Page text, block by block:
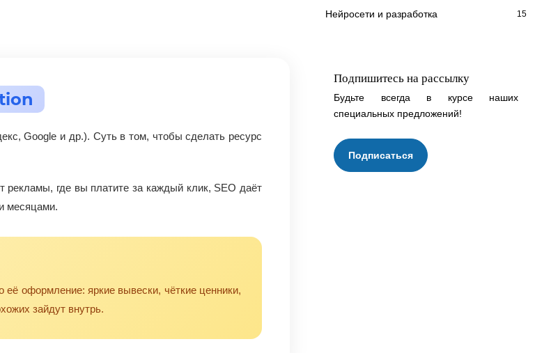
Google и др.). Суть в том, чтобы сделать ресурс
рекламы, где вы платите за каждый клик, SEO даёт
месяцами.
оформление: яркие вывески, чёткие ценники,
зайдут внутрь.
Нейросети и разработка 15
Подпишитесь на рассылку
Будьте всегда в курсе наших
специальных предложений!
Подписаться